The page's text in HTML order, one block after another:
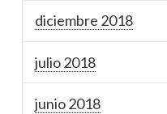
diciembre 2018
julio 2018
junio 2018